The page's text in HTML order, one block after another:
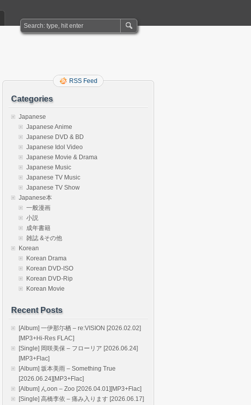
RSS Feed
Categories
Japanese
Japanese Anime
Japanese DVD & BD
Japanese Idol Video
Japanese Movie & Drama
Japanese Music
Japanese TV Music
Japanese TV Show
Japanese本
一般漫画
小説
成年書籍
雑誌 &その他
Korean
Korean Drama
Korean DVD-ISO
Korean DVD-Rip
Korean Movie
Recent Posts
[Album] 一伊那尓栖 – re:VISION [2026.02.02]
[MP3+Hi-Res FLAC]
[Single] 岡咲美保 – フローリア [2026.06.24]
[MP3+Flac]
[Album] 坂本美雨 – Something True
[2026.06.24][MP3+Flac]
[Album] んoon – Zoo [2026.04.01][MP3+Flac]
[Single] 高橋李依 – 痛み入ります [2026.06.17]